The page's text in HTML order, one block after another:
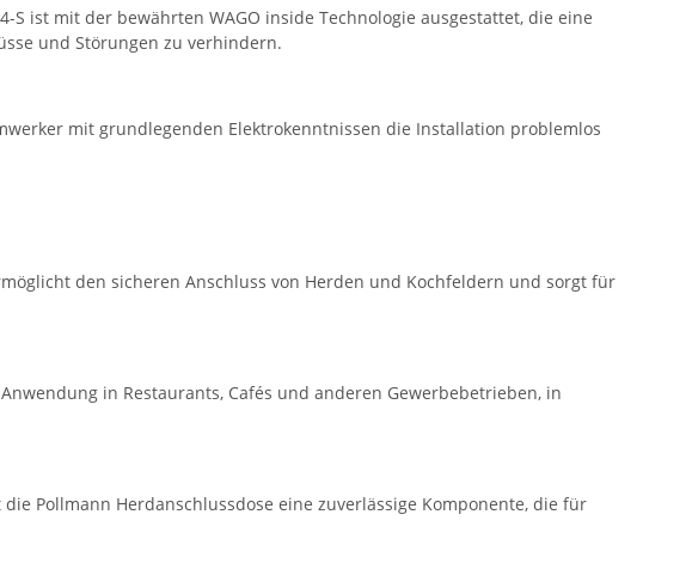
ist mit der bewährten WAGO inside Technologie ausgestattet, die eine
und Störungen zu verhindern.
mit grundlegenden Elektrokenntnissen die Installation problemlos
den sicheren Anschluss von Herden und Kochfeldern und sorgt für
in Restaurants, Cafés und anderen Gewerbebetrieben, in
Pollmann Herdanschlussdose eine zuverlässige Komponente, die für